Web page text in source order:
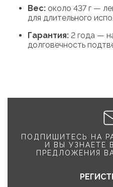
Вес: около 437 г —
для длительного
Гарантия: 2 года —
долговечность
ПОДПИШИТЕСЬ НА
И ВЫ УЗНАЕТЕ
ПРЕДЛОЖЕНИЯ